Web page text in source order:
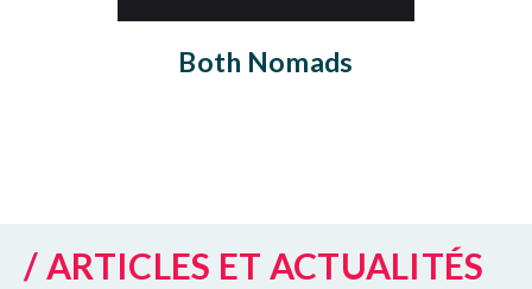
Both Nomads
/ ARTICLES ET ACTUALITÉS